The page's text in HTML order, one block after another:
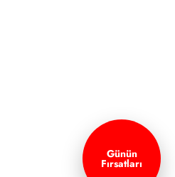
Günün
Fırsatları